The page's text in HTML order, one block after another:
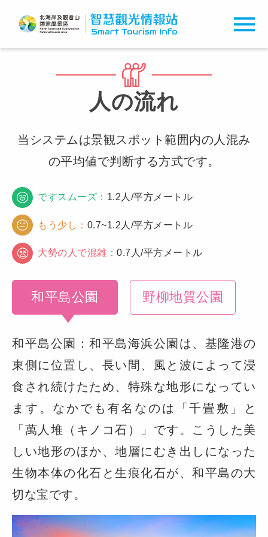
人の流れ
当システムは景観スポット範囲内の人混み
の平均値で判断する方式です。
ですスムーズ： 1.2人/平方メートル
もう少し： 0.7~1.2人/平方メートル
大勢の人で混雑： 0.7人/平方メートル
和平島公園 野柳地質公園
和平島公園：和平島海浜公園は、基隆港の
東側に位置し、長い間、風と波によって浸
食され続けたため、特殊な地形になってい
ます。なかでも有名なのは「千畳敷」と
「萬人堆（キノコ石）」です。こうした美
しい地形のほか、地層にむき出しになった
生物本体の化石と生痕化石が、和平島の大
切な宝です。